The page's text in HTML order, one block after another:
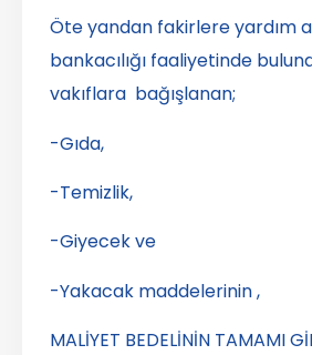
Öte yandan fakirlere yardım
bankacılığı faaliyetinde
vakıflara bağışlanan;
-Gıda,
-Temizlik,
-Giyecek ve
-Yakacak maddelerinin ,
MALİYET BEDELİNİN TAMAMI